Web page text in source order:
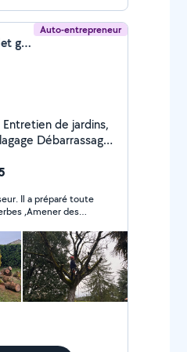
Auto-entrepreneur
Gerald Breuillet (Breuillet gerald)
n'hésitez
Contactez
34Il a préparé toute
,Amener des